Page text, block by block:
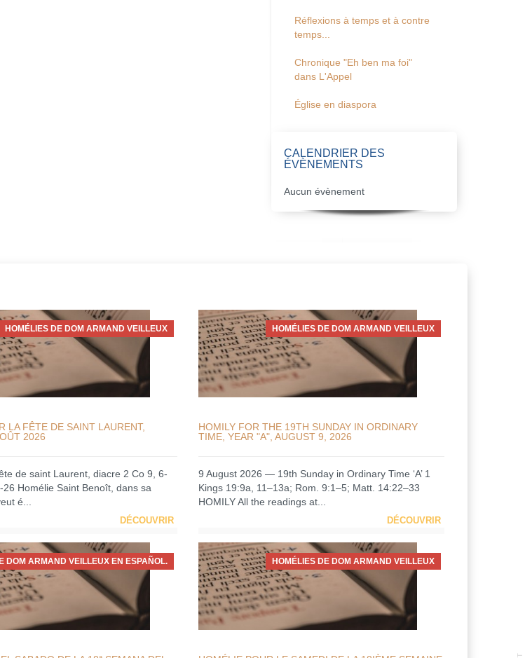
Réflexions à temps et à contre
temps...
Chronique "Eh ben ma foi"
dans L'Appel
Église en diaspora
CALENDRIER DES
ÉVÈNEMENTS
Aucun évènement
HOMÉLIES DE DOM ARMAND VEILLEUX
LA FÊTE DE SAINT LAURENT,
2026
de saint Laurent, diacre 2 Co 9, 6-
26 Homélie Saint Benoît, dans sa
é...
DÉCOUVRIR
HOMÉLIES DE DOM ARMAND VEILLEUX
HOMILY FOR THE 19TH SUNDAY IN ORDINARY
TIME, YEAR "A", AUGUST 9, 2026
9 August 2026 — 19th Sunday in Ordinary Time ‘A’ 1
Kings 19:9a, 11–13a; Rom. 9:1–5; Matt. 14:22–33
HOMILY All the readings at...
DÉCOUVRIR
DOM ARMAND VEILLEUX EN ESPAÑOL. HOMÉLIES DE DOM ARMAND VEILLEUX